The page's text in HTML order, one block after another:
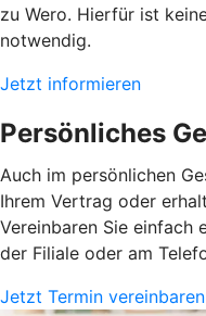
zu Wero. Hierfür ist
notwendig.
Jetzt informieren
Persönliches
Auch im persönlichen
Ihrem Vertrag oder
Vereinbaren Sie einfach
der Filiale oder am
Jetzt Termin vereinbaren